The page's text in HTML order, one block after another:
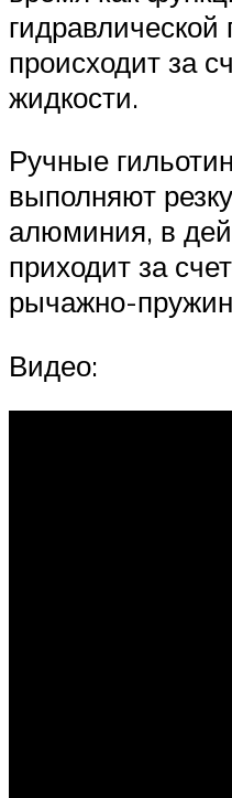
гидравлической
происходит за
жидкости.
Ручные
выполняют
алюминия, в
приходит за
рычажно-
Видео: